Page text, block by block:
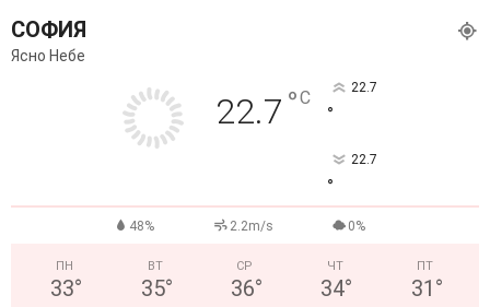
СОФИЯ
Ясно Небе
22.7 °C 22.7
°
22.7
°
48% 2.2m/s 0%
ПН
33°
ВТ
35°
СР
36°
ЧТ
34°
ПТ
31 °